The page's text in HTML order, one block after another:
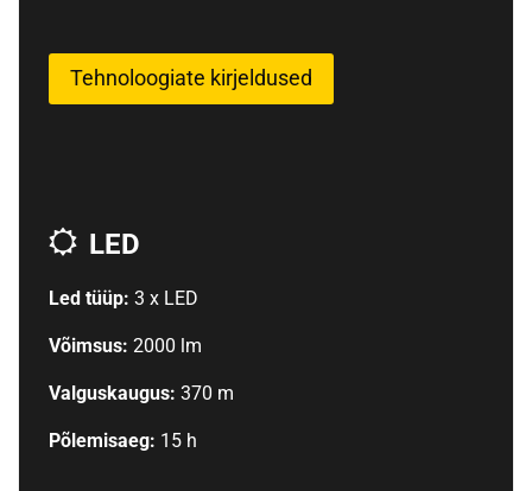
Tehnoloogiate kirjeldused
LED
Led tüüp: 3 x LED
Võimsus: 2000 lm
Valguskaugus: 370 m
Põlemisaeg: 15 h